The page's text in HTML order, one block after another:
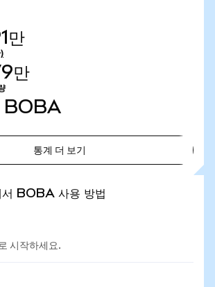
만
만
BOBA
통계 더 보기
BOBA 사용 방법
시작하세요.